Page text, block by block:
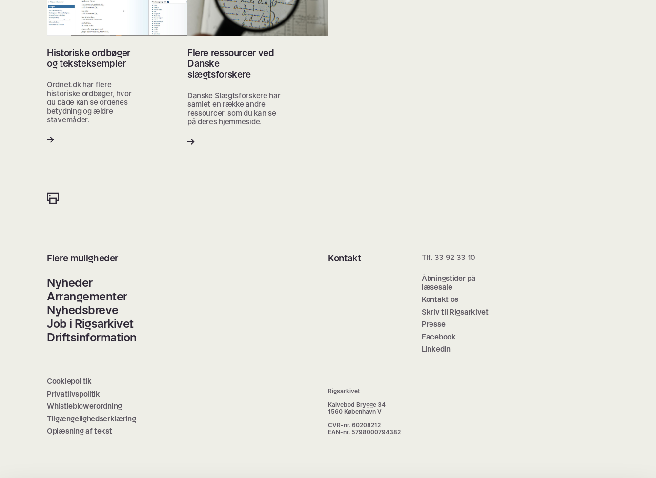
Historiske ordbøger
og teksteksempler
Ordnet.dk har flere
historiske ordbøger, hvor
du både kan se ordenes
betydning og ældre
stavemåder.
Flere ressourcer ved
Danske
slægtsforskere
Danske Slægtsforskere har
samlet en række andre
ressourcer, som du kan se
på deres hjemmeside.
Flere muligheder
Nyheder
Arrangementer
Nyhedsbreve
Job i Rigsarkivet
Driftsinformation
Kontakt Tlf. 33 92 33 10
Åbningstider på
læsesale
Kontakt os
Skriv til Rigsarkivet
Presse
Facebook
LinkedIn
Cookiepolitik
Privatlivspolitik
Whistleblowerordning
Tilgængelighedserklæring
Oplæsning af tekst
Rigsarkivet
Kalvebod Brygge 34
1560 København V
CVR-nr. 60208212
EAN-nr. 5798000794382